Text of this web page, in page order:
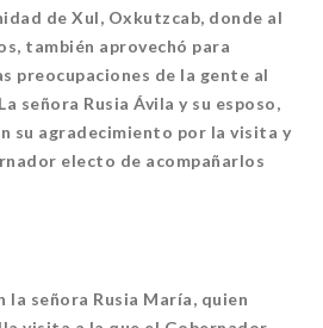
de Xul, Oxkutzcab, donde al
también aprovechó para
preocupaciones de la gente al
señora Rusia Ávila y su esposo,
su agradecimiento por la visita y
electo de acompañarlos
la señora Rusia María, quien